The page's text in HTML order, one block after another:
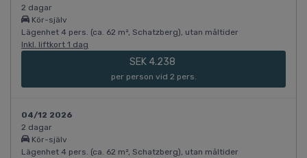
2 dagar
Kör-själv
Lägenhet 4 pers. (ca. 62 m², Schatzberg), utan måltider
Inkl. liftkort 1 dag
SEK 4.238
per person vid 2 pers.
04/12 2026
2 dagar
Kör-själv
Lägenhet 4 pers. (ca. 62 m², Schatzberg), utan måltider